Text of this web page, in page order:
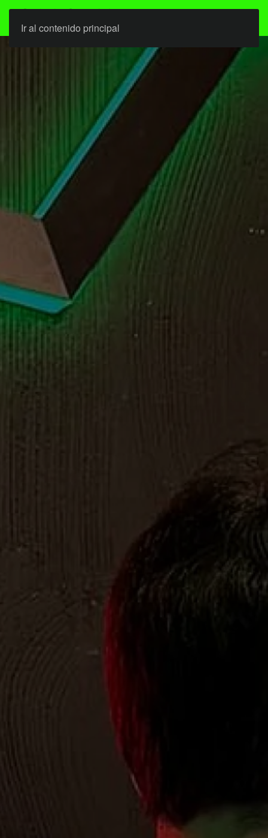
Ir al contenido principal